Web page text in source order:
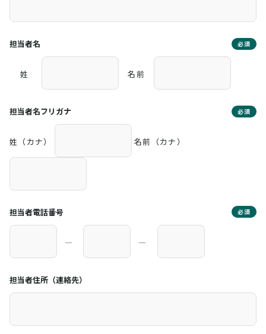
担当者名 必須
姓 名前
担当者名フリガナ 必須
姓（カナ） 名前（カナ）
担当者電話番号 必須
― ―
担当者住所（連絡先）